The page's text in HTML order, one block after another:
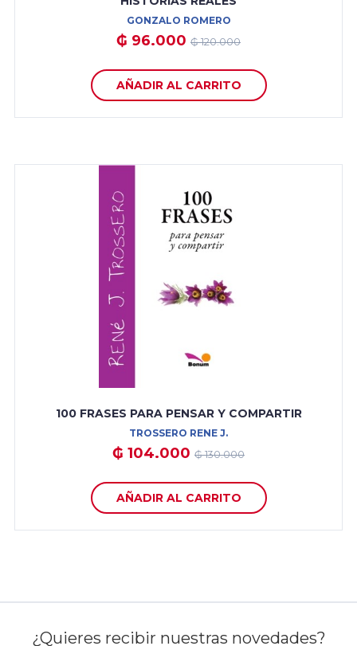
GONZALO ROMERO
₲ 96.000 ₲ 120.000
AÑADIR AL CARRITO
100 FRASES PARA PENSAR Y COMPARTIR
TROSSERO RENE J.
₲ 104.000 ₲ 130.000
AÑADIR AL CARRITO
¿Quieres recibir nuestras novedades?